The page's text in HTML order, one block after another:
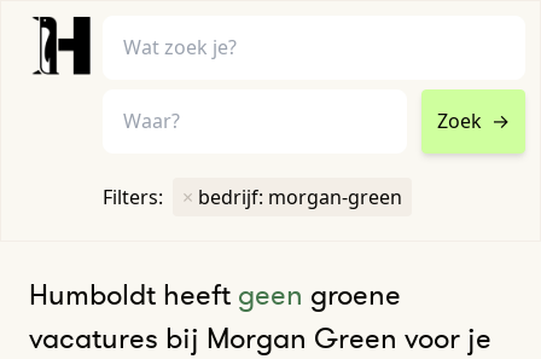
Zoek →
Filters: × bedrijf: morgan-green
Humboldt heeft geen groene
vacatures bij Morgan Green voor je